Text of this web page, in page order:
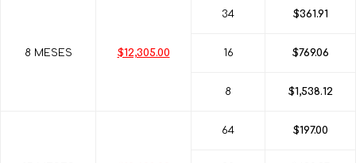
8 MESES $12,305.00
34 $361.91
16 $769.06
8 $1,538.12
64 $197.00